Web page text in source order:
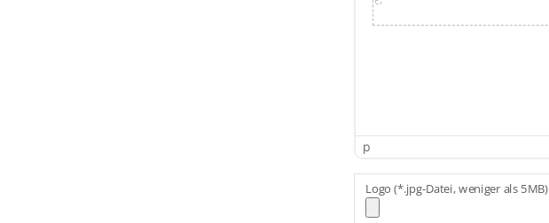
p
Logo (*.jpg-Datei, weniger als 5MB)